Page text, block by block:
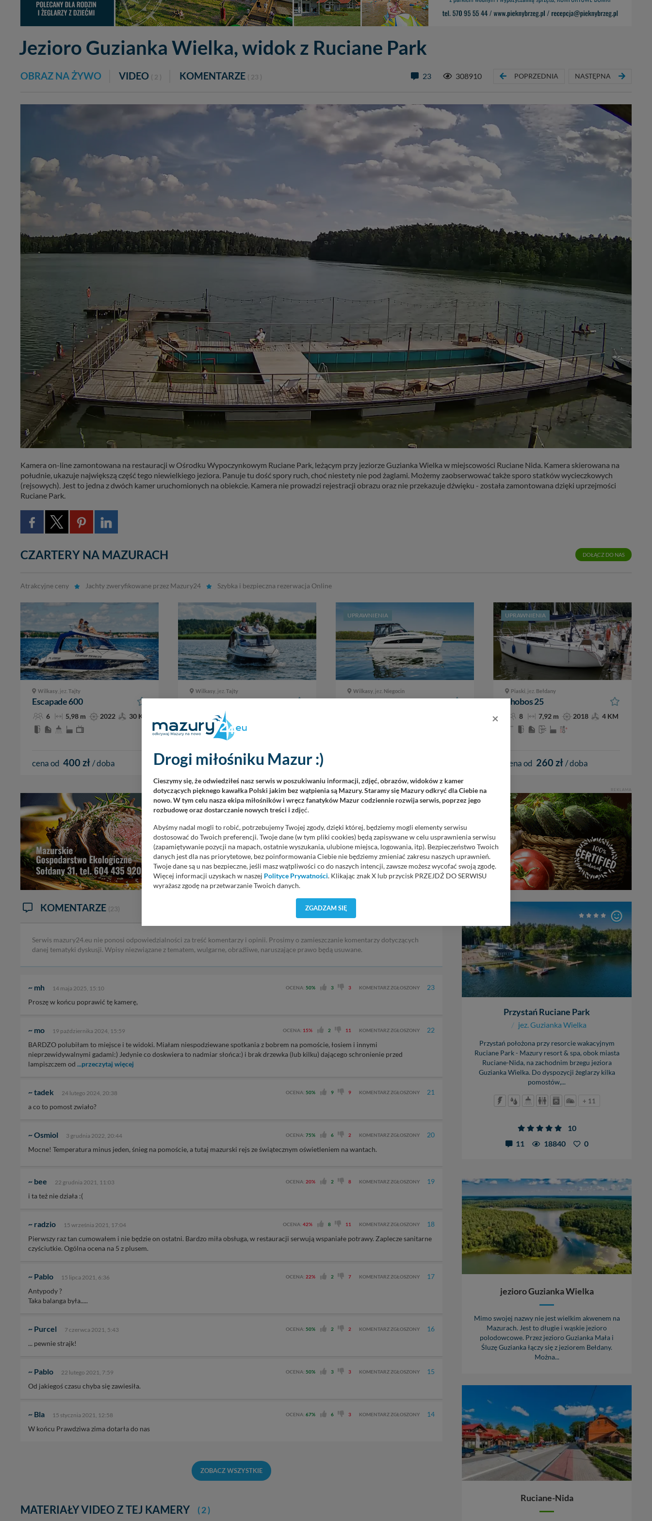
Jezioro Guzianka Wielka, widok z Ruciane Park
OBRAZ NA ŻYWO VIDEO ( 2 ) KOMENTARZE ( 23 ) 23 308910 POPRZEDNIA NASTĘPNA
Kamera on-line zamontowana na restauracji w Ośrodku Wypoczynkowym Ruciane Park, leżącym przy jeziorze Guzianka Wielka w miejscowości Ruciane Nida. Kamera skierowana na
południe, ukazuje największą część tego niewielkiego jeziora. Panuje tu dość spory ruch, choć niestety nie pod żaglami. Możemy zaobserwować także sporo statków wycieczkowych
(rejsowych). Jest to jedna z dwóch kamer uruchomionych na obiekcie. Kamera nie prowadzi rejestracji obrazu oraz nie przekazuje dźwięku - została zamontowana dzięki uprzejmości
Ruciane Park.
CZARTERY NA MAZURACH DOŁĄCZ DO NAS
Atrakcyjne ceny Jachty zweryfikowane przez Mazury24 Szybka i bezpieczna rezerwacja Online
Wilkasy , jez. Tajty
Escapade 600
6 5,98 m 2022 30 KM
cena od 400 zł/ doba
Wilkasy , jez. Tajty
Escapade 600
5,98 m
cena od 400 zł/ doba
UPRAWNIENIA
Wilkasy , jez. Niegocin
Balt Tytan 818
UPRAWNIENIA
Piaski , jez. Bełdany
Phobos 25
8 7,92 m 2018 4 KM
cena od 260 zł/ doba
REKLAMA
KOMENTARZE (23)
Serwis mazury24.eu nie ponosi odpowiedzialności za treść komentarzy i opinii. Prosimy o zamieszczanie komentarzy dotyczących
danej tematyki dyskusji. Wpisy niezwiązane z tematem, wulgarne, obraźliwe, naruszające prawo będą usuwane.
~ mh 14 maja 2025, 15:10 OCENA: 50% 3 3 KOMENTARZ ZGŁOSZONY 23
Proszę w końcu poprawić tę kamerę,
~ mo 19 października 2024, 15:59 OCENA: 15% 2 11 KOMENTARZ ZGŁOSZONY 22
BARDZO polubiłam to miejsce i te widoki. Miałam niespodziewane spotkania z bobrem na pomoście, łosiem i innymi
nieprzewidywalnymi gadami:) Jedynie co doskwiera to nadmiar słońca:) i brak drzewka (lub kilku) dającego schronienie przed
lampiszczem od ...przeczytaj więcej
~ tadek 24 lutego 2024, 20:38 OCENA: 50% 9 9 KOMENTARZ ZGŁOSZONY 21
a co to pomost zwiało?
~ Osmiol 3 grudnia 2022, 20:44 OCENA: 75% 6 2 KOMENTARZ ZGŁOSZONY 20
Mocne! Temperatura minus jeden, śnieg na pomoście, a tutaj mazurski rejs ze świątecznym oświetleniem na wantach.
~ bee 22 grudnia 2021, 11:03 OCENA: 20% 2 8 KOMENTARZ ZGŁOSZONY 19
i ta też nie działa :(
~ radzio 15 września 2021, 17:04 OCENA: 42% 8 11 KOMENTARZ ZGŁOSZONY 18
Pierwszy raz tan cumowałem i nie będzie on ostatni. Bardzo miła obsługa, w restauracji serwują wspaniałe potrawy. Zaplecze sanitarne
czyściutkie. Ogólna ocena na 5 z plusem.
~ Pablo 15 lipca 2021, 6:36 OCENA: 22% 2 7 KOMENTARZ ZGŁOSZONY 17
Antypody ?
Taka balanga była.....
~ Purcel 7 czerwca 2021, 5:43 OCENA: 50% 2 2 KOMENTARZ ZGŁOSZONY 16
... pewnie strajk!
~ Pablo 22 lutego 2021, 7:59 OCENA: 50% 3 3 KOMENTARZ ZGŁOSZONY 15
Od jakiegoś czasu chyba się zawiesiła.
~ Bla 15 stycznia 2021, 12:58 OCENA: 67% 6 3 KOMENTARZ ZGŁOSZONY 14
W końcu Prawdziwa zima dotarła do nas
ZOBACZ WSZYSTKIE
MATERIAŁY VIDEO Z TEJ KAMERY ( 2 )
Przystań Ruciane Park
/ jez. Guzianka Wielka
Przystań położona przy resorcie wakacyjnym
Ruciane Park - Mazury resort & spa, obok miasta
Ruciane-Nida, na zachodnim brzegu jeziora
Guzianka Wielka. Do dyspozycji żeglarzy kilka
pomostów,...
+ 11
10
11
18840 0
jezioro Guzianka Wielka
Mimo swojej nazwy nie jest wielkim akwenem na
Mazurach. Jest to długie i wąskie jezioro
polodowcowe. Przez jezioro Guzianka Mała i
Śluzę Guzianka łączy się z jeziorem Bełdany.
Można...
Ruciane-Nida
×
Drogi miłośniku Mazur :)
Cieszymy się, że odwiedziłeś nasz serwis w poszukiwaniu informacji, zdjęć, obrazów, widoków z kamer
dotyczących pięknego kawałka Polski jakim bez wątpienia są Mazury. Staramy się Mazury odkryć dla Ciebie na
nowo. W tym celu nasza ekipa miłośników i wręcz fanatyków Mazur codziennie rozwija serwis, poprzez jego
rozbudowę oraz dostarczanie nowych treści i zdjęć.
Abyśmy nadal mogli to robić, potrzebujemy Twojej zgody, dzięki której, będziemy mogli elementy serwisu
dostosować do Twoich preferencji. Twoje dane (w tym pliki cookies) będą zapisywane w celu usprawnienia serwisu
(zapamiętywanie pozycji na mapach, ostatnie wyszukania, ulubione miejsca, logowania, itp). Bezpieczeństwo Twoich
danych jest dla nas priorytetowe, bez poinformowania Ciebie nie będziemy zmieniać zakresu naszych uprawnień.
Twoje dane są u nas bezpieczne, jeśli masz wątpliwości co do naszych intencji, zawsze możesz wycofać swoją zgodę.
Więcej informacji uzyskach w naszej Polityce Prywatności. Klikając znak X lub przycisk PRZEJDŹ DO SERWISU
wyrażasz zgodę na przetwarzanie Twoich danych.
Wyjątkiem jest sytuacja, gdy przekazanie Twoich danych jest elementem usługi (przekazanie danych z formularza
Administratorem Twoich danych jest: Agencja Reklamowa Kreacja Monika Borkowska, z siedzibą ul. Wiejska 17,
W każdej chwili możesz: zażądać dostępu do swoich danych, zażądać ich poprawienia lub usunięcia, zabronić ich
przetwarzania. Pamiętaj jednak, że nie zawsze jest możliwe techniczne zrealizowanie Twoich praw w odniesieniu do
informacji zawartych w plikach cookies. Twoja przeglądarka umożliwia Ci skasowanie tych plików - w pewnych
ZGADZAM SIĘ